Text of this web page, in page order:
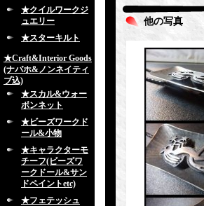
★クイルワークジ
ュエリー
★スターキルト
★Craft&Interior Goods
(ナバホ&ノンネイティ
ブ込)
★スカル&ウォー
ボンネット
★ビーズワークド
ール&小物
★キャラクターモ
チーフ(ビーズワ
ークドール&サン
ドペイントetc)
★フェテッシュ
他の写真